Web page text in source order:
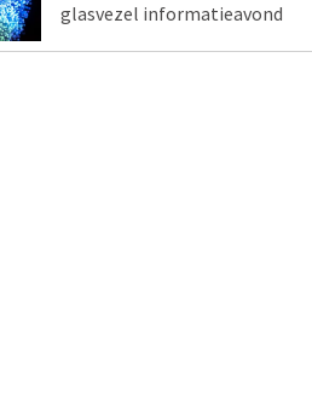
glasvezel informatieavond